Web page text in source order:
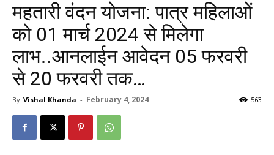
महतारी वंदन योजना: पात्र महिलाओं
को 01 मार्च 2024 से मिलेगा
लाभ..आनलाईन आवेदन 05 फरवरी
से 20 फरवरी तक…
By Vishal Khanda - February 4, 2024 563